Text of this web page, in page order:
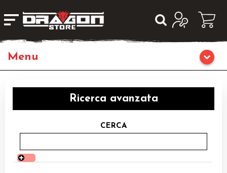
Giochi da Tavolo
Giochi di Ruolo
Librigame
Ricerca avanzata
CERCA